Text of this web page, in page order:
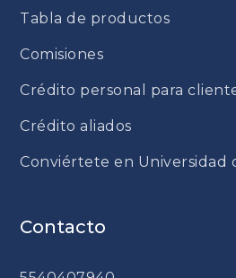
Tabla de productos
Comisiones
Crédito personal para
Crédito aliados
Conviértete en Universidad
Contacto